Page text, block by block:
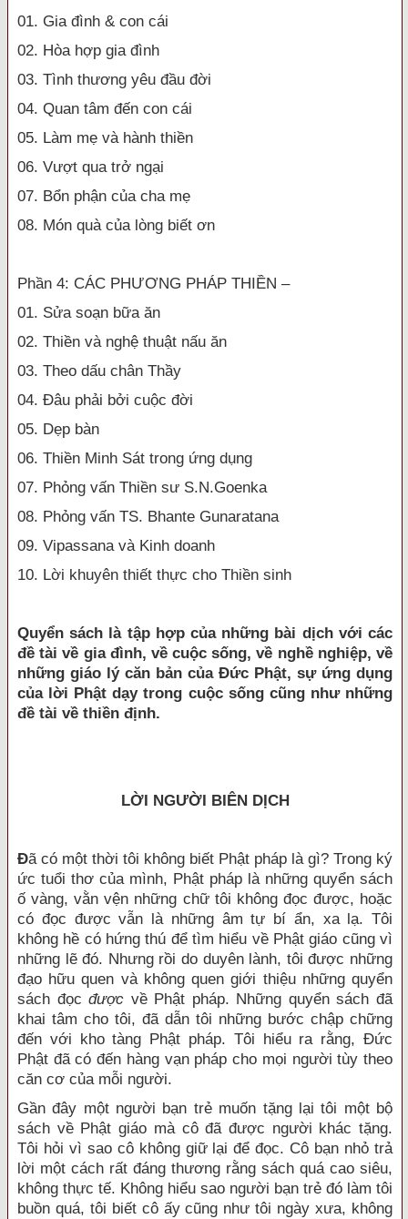
01. Gia đình & con cái
02. Hòa hợp gia đình
03. Tình thương yêu đầu đời
04. Quan tâm đến con cái
05. Làm mẹ và hành thiền
06. Vượt qua trở ngại
07. Bổn phận của cha mẹ
08. Món quà của lòng biết ơn
Phần 4: CÁC PHƯƠNG PHÁP THIỀN –
01. Sửa soạn bữa ăn
02. Thiền và nghệ thuật nấu ăn
03. Theo dấu chân Thầy
04. Đâu phải bởi cuộc đời
05. Dẹp bàn
06. Thiền Minh Sát trong ứng dụng
07. Phỏng vấn Thiền sư S.N.Goenka
08. Phỏng vấn TS. Bhante Gunaratana
09. Vipassana và Kinh doanh
10. Lời khuyên thiết thực cho Thiền sinh
Quyển sách là tập hợp của những bài dịch với các
đề tài về gia đình, về cuộc sống, về nghề nghiệp, về
những giáo lý căn bản của Đức Phật, sự ứng dụng
của lời Phật dạy trong cuộc sống cũng như những
đề tài về thiền định.
LỜI NGƯỜI BIÊN DỊCH
Đã có một thời tôi không biết Phật pháp là gì? Trong ký
ức tuổi thơ của mình, Phật pháp là những quyển sách
ố vàng, vằn vện những chữ tôi không đọc được, hoặc
có đọc được vẫn là những âm tự bí ẩn, xa lạ. Tôi
không hề có hứng thú để tìm hiểu về Phật giáo cũng vì
những lẽ đó. Nhưng rồi do duyên lành, tôi được những
đạo hữu quen và không quen giới thiệu những quyển
sách đọcđược về Phật pháp. Những quyển sách đã
khai tâm cho tôi, đã dẫn tôi những bước chập chững
đến với kho tàng Phật pháp. Tôi hiểu ra rằng, Đức
Phật đã có đến hàng vạn pháp cho mọi người tùy theo
căn cơ của mỗi người.
Gần đây một người bạn trẻ muốn tặng lại tôi một bộ
sách về Phật giáo mà cô đã được người khác tặng.
Tôi hỏi vì sao cô không giữ lại để đọc. Cô bạn nhỏ trả
lời một cách rất đáng thương rằng sách quá cao siêu,
không thực tế. Không hiểu sao người bạn trẻ đó làm tôi
buồn quá, tôi biết cô ấy cũng như tôi ngày xưa, không